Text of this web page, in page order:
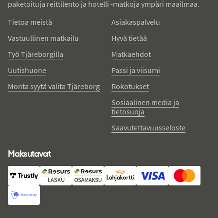
paketoituja reittilento ja hotelli -matkoja ympäri maailmaa.
Tietoa meistä
Vastuullinen matkailu
Työ Tjäreborgilla
Uutishuone
Monta syytä valita Tjäreborg
Asiakaspalvelu
Hyvä tietää
Matkaehdot
Passi ja viisumi
Rokotukset
Sosiaalinen media ja
tietosuoja
Saavutettavuusseloste
Maksutavat